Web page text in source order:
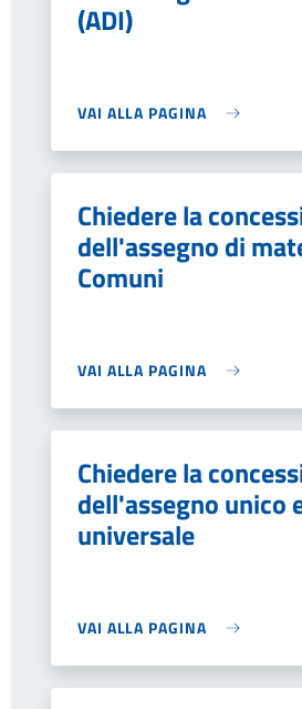
(ADI)
VAI ALLA PAGINA
Chiedere la
dell'assegno di
Comuni
VAI ALLA PAGINA
Chiedere la
dell'assegno unico
universale
VAI ALLA PAGINA